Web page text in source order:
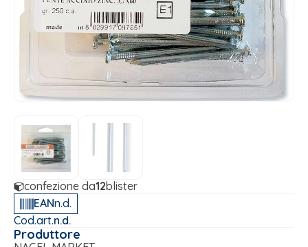
confezione da12blister
EANn.d.
Cod.art.n.d.
Produttore